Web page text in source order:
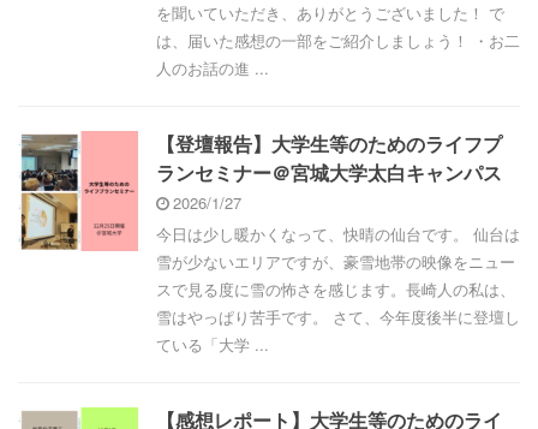
を聞いていただき、ありがとうございました！ で
は、届いた感想の一部をご紹介しましょう！ ・お二
人のお話の進 ...
【登壇報告】大学生等のためのライフプ
ランセミナー＠宮城大学太白キャンパス
2026/1/27
今日は少し暖かくなって、快晴の仙台です。 仙台は
雪が少ないエリアですが、豪雪地帯の映像をニュー
スで見る度に雪の怖さを感じます。長崎人の私は、
雪はやっぱり苦手です。 さて、今年度後半に登壇し
ている「大学 ...
【感想レポート】大学生等のためのライ